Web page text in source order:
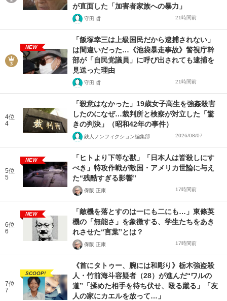
が直面した「加害者家族への暴力」
守田 哲 21時間前
NEW
「飯塚幸三は上級国民だから逮捕されない」
は間違いだった…《池袋暴走事故》警視庁幹
部が「自民党議員」に呼び出されても逮捕を
見送った理由
守田 哲 21時間前
4位
4
「殺意はなかった」19歳女子高生を強姦殺害
したのになぜ…裁判所と検察が対立した「驚
きの判決」（昭和42年の事件）
鉄人ノンフィクション編集部 2026/08/07
5位
5
NEW
「ヒトより下等な獣」「日本人は皆殺しにす
べき」特攻作戦が敵国・アメリカ世論に与え
た“残酷すぎる影響”
保阪 正康 17時間前
6位
6
NEW
「敵機を落とすのは一にも二にも…」東條英
機の「無能さ」を象徴する、学生たちをあき
れさせた“言葉”とは？
保阪 正康 17時間前
7位
7
SCOOP!
《首にタトゥー、腕には和彫り》栃木強盗殺
人・竹前海斗容疑者（28）が進んだ“ワルの
道”「揉めた相手を待ち伏せ、殴る蹴る」「友
人の家にカエルを放って…」